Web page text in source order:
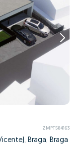
ZMPT584163
Braga, Braga